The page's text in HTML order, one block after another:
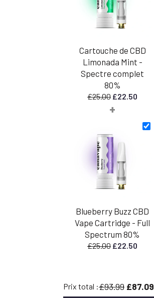
Cartouche de CBD
Limonada Mint -
Spectre complet
80%
£25.00 Le
prix
:
£25.00.
£22.50
est
+
Blueberry Buzz CBD
Vape Cartridge - Full
Spectrum 80%
£25.00 Le
:
£22.50
:
Prix total :£93.99 £87.09